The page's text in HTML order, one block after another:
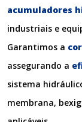
acumuladores
industriais e
Garantimos a
assegurando a
sistema
membrana,